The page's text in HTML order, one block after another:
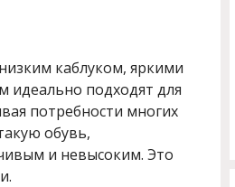
каблуком, яркими
идеально подходят для
потребности многих
обувь,
и невысоким. Это